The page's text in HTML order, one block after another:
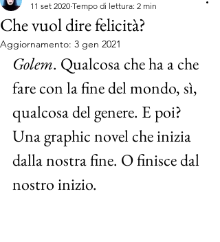
Che vuol dire felicità?
11 set 2020 Tempo di lettura: 2 min
Aggiornamento: 3 gen 2021
Golem. Qualcosa che ha a che
fare con la fine del mondo, sì,
qualcosa del genere. E poi?
Una graphic novel che inizia
dalla nostra fine. O finisce dal
nostro inizio.